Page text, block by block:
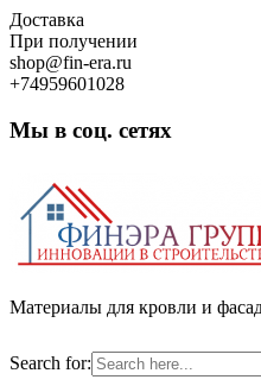
Skip
to
content
Доставка
При получении
shop@fin-era.ru
+74959601028
Мы в соц. сетях
Материалы для кровли и
Search for: